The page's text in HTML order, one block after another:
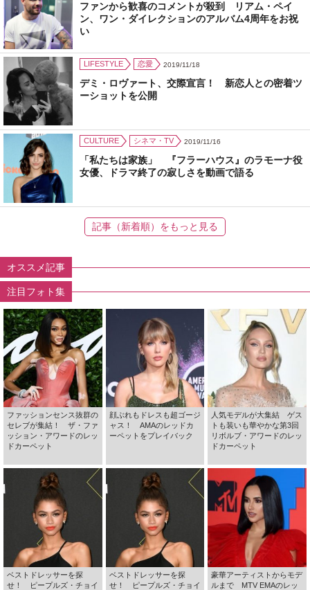
ファンから歓喜のコメントが殺到 リアム・ペイ
ン、ワン・ダイレクションのアルバム4周年をお祝
い
LIFESTYLE 恋愛 2019/11/18
デミ・ロヴァート、交際宣言！ 新恋人との密着ツ
ーショットを公開
CULTURE シネマ・TV 2019/11/16
「私たちは家族」 『フラーハウス』のラモーナ役
女優、ドラマ終了の寂しさを動画で語る
記事（新着順）をもっと見る
オススメ記事
注目フォト集
ファッションセンス抜群の
セレブが集結！ ザ・ファ
ッション・アワードのレッ
ドカーペット
顔ぶれもドレスも超ゴージ
ャス！ AMAのレッドカ
ーペットをプレイバック
人気モデルが大集結 ゲス
トも装いも華やかな第3回
リボルブ・アワードのレッ
ドカーペット
ベストドレッサーを探
せ！ ピープルズ・チョイ
ベストドレッサーを探
せ！ ピープルズ・チョイ
豪華アーティストからモデ
ルまで MTV EMAのレッ